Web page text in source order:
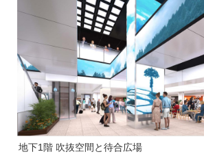
地下1階 吹抜空間と待合広場